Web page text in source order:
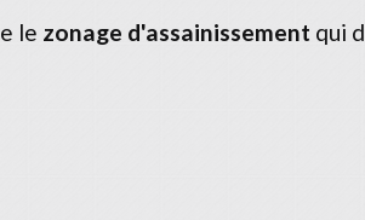
le zonage d'assainissement qui